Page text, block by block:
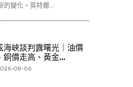
的變化。英特爾...
海峽談判露曙光｜油價
銅價走高、黃金...
08-06